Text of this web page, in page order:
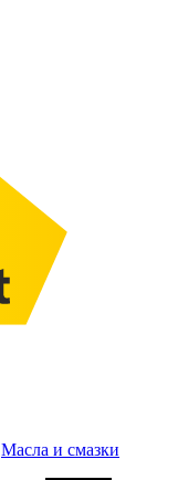
Масла и смазки